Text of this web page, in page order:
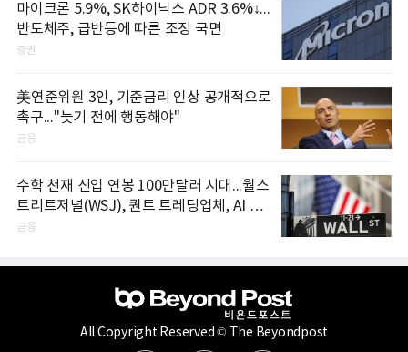
마이크론 5.9%, SK하이닉스 ADR 3.6%↓...
반도체주, 급반등에 따른 조정 국면
증권
美연준위원 3인, 기준금리 인상 공개적으로
촉구..."늦기 전에 행동해야"
금융
수학 천재 신입 연봉 100만달러 시대...월스
트리트저널(WSJ), 퀀트 트레딩업체, AI 기
업들 인재 확보 경쟁
금융
All Copyright Reserved © The Beyondpost